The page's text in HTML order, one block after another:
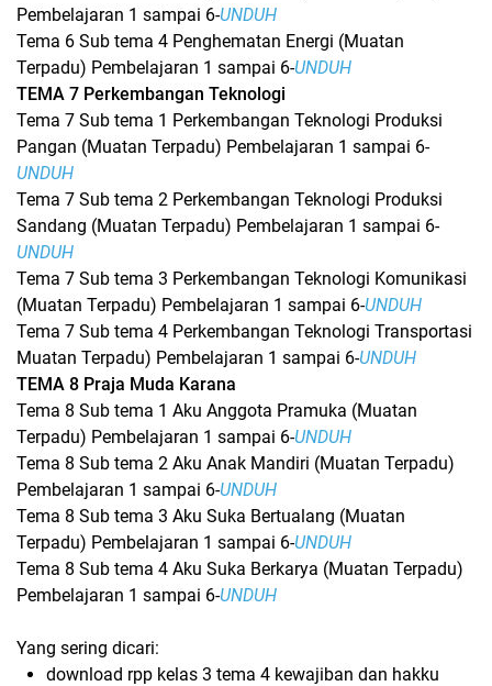
Pembelajaran 1 sampai 6-UNDUH
Tema 6 Sub tema 4 Penghematan Energi (Muatan
Terpadu) Pembelajaran 1 sampai 6-UNDUH
TEMA 7 Perkembangan Teknologi
Tema 7 Sub tema 1 Perkembangan Teknologi Produksi
Pangan (Muatan Terpadu) Pembelajaran 1 sampai 6-
UNDUH
Tema 7 Sub tema 2 Perkembangan Teknologi Produksi
Sandang (Muatan Terpadu) Pembelajaran 1 sampai 6-
UNDUH
Tema 7 Sub tema 3 Perkembangan Teknologi Komunikasi
(Muatan Terpadu) Pembelajaran 1 sampai 6-UNDUH
Tema 7 Sub tema 4 Perkembangan Teknologi Transportasi
Muatan Terpadu) Pembelajaran 1 sampai 6-UNDUH
TEMA 8 Praja Muda Karana
Tema 8 Sub tema 1 Aku Anggota Pramuka (Muatan
Terpadu) Pembelajaran 1 sampai 6-UNDUH
Tema 8 Sub tema 2 Aku Anak Mandiri (Muatan Terpadu)
Pembelajaran 1 sampai 6-UNDUH
Tema 8 Sub tema 3 Aku Suka Bertualang (Muatan
Terpadu) Pembelajaran 1 sampai 6-UNDUH
Tema 8 Sub tema 4 Aku Suka Berkarya (Muatan Terpadu)
Pembelajaran 1 sampai 6-UNDUH
Yang sering dicari:
download rpp kelas 3 tema 4 kewajiban dan hakku